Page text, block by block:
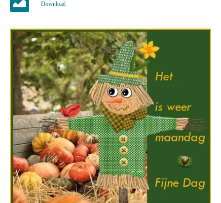
Download